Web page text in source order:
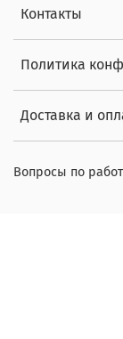
Контакты
Политика
Доставка и
Вопросы по